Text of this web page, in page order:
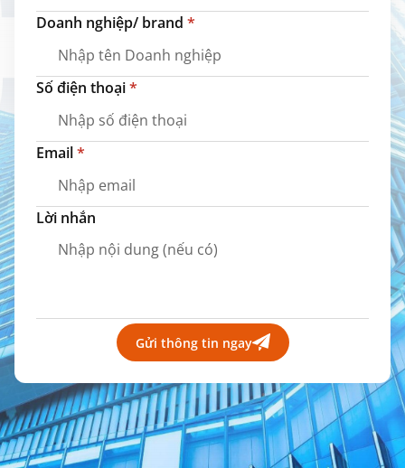
Doanh nghiệp/ brand *
Số điện thoại*
Email*
Lời nhắn
Gửi thông tin ngay